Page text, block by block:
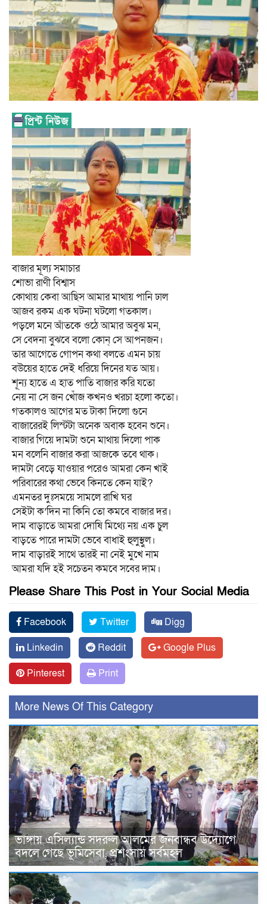
বাজার মূল্য সমাচার
শোভা রাণী বিশ্বাস
কোথায় কেবা আছিস আমার মাথায় পানি ঢাল
আজব রকম এক ঘটনা ঘটলো গতকাল।
পড়লে মনে আঁতকে ওঠে আমার অবুঝ মন,
সে বেদনা বুঝবে বলো কোন্ সে আপনজন।
তার আগেতে গোপন কথা বলতে এমন চায়
বউয়ের হাতে দেই ধরিয়ে দিনের যত আয়।
শূন্য হাতে এ হাত পাতি বাজার করি যতো
নেয় না সে জন খোঁজ কখনও খরচা হলো কতো।
গতকালও আগের মত টাকা দিলো গুনে
বাজারেরই লিস্টটা অনেক অবাক হবেন শুনে।
বাজার গিয়ে দামটা শুনে মাথায় দিলো পাক
মন বলেনি বাজার করা আজকে তবে থাক।
দামটা বেড়ে যাওয়ার পরেও আমরা কেন খাই
পরিবারের কথা ভেবে কিনতে কেন যাই?
এমনতর দুঃসময়ে সামলে রাখি ঘর
সেইটা ক’দিন না কিনি তো কমবে বাজার দর।
দাম বাড়াতে আমরা দোষি মিথ্যে নয় এক চুল
বাড়তে পারে দামটা ভেবে বাধাই হুলুস্থুল।
দাম বাড়ারই সাথে তারই না নেই মুখে নাম
আমরা যদি হই সচেতন কমবে সবের দাম।
Please Share This Post in Your Social Media
Facebook Twitter
Digg
Linkedin
Reddit
Google Plus
Pinterest
Print
More News Of This Category
ভাঙ্গায় এসিল্যান্ড সদরুল আলমের জনবান্ধব উদ্যোগে
বদলে গেছে ভূমিসেবা, প্রশংসায় সর্বমহল